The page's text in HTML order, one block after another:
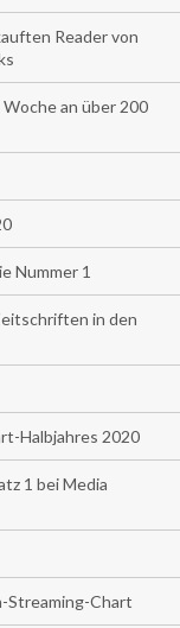
Reader von
an über 200
Nummer 1
in den
Halbjahres 2020
1 bei Media
Streaming-Chart